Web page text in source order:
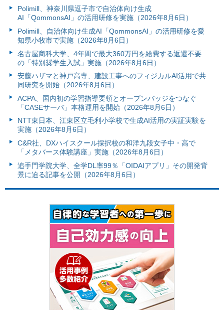
Polimill、神奈川県逗子市で自治体向け生成
AI「QommonsAI」の活用研修を実施（2026年8月6日）
Polimill、自治体向け生成AI「QommonsAI」の活用研修を愛
知県小牧市で実施（2026年8月6日）
名古屋商科大学、4年間で最大360万円を給費する返還不要
の「特別奨学生入試」実施（2026年8月6日）
安藤ハザマと神戸高専、建設工事へのフィジカルAI活用で共
同研究を開始（2026年8月6日）
ACPA、国内初の学習指導要領とオープンバッジをつなぐ
「CASEサーバ」本格運用を開始（2026年8月6日）
NTT東日本、江東区立毛利小学校で生成AI活用の実証実験を
実施（2026年8月6日）
C&R社、DXハイスクール採択校の和洋九段女子中・高で
「メタバース体験講座」実施（2026年8月6日）
追手門学院大学、全学DL率99％「OIDAIアプリ」その開発背
景に迫る記事を公開（2026年8月6日）